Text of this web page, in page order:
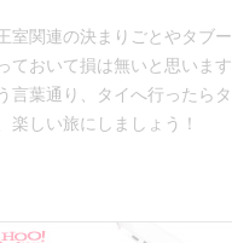
室関連の決まりごとやタブ
ておいて損は無いと思いま
言葉通り、タイへ行ったら
楽しい旅にしましょう！